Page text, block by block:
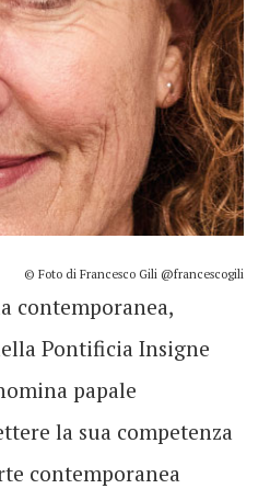
© Foto di Francesco Gili @francescogili
contemporanea,
Pontificia Insigne
papale
la sua competenza
contemporanea